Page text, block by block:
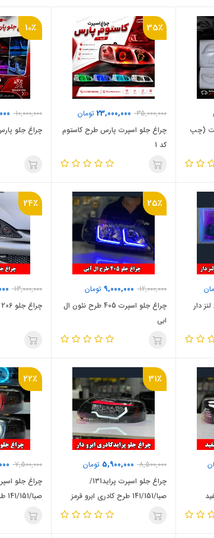
سمند 1 جفت (چپ
35٪
35,000,000
23,000,000 تومان
چراغ جلو اسپرت پارس طرح کاستوم
کد 1
10٪
10,000,000
چراغ جلو
دار
25٪
12,000,000
9,000,000 تومان
چراغ جلو اسپرت 405 طرح نئون ال
ابی
24٪
13,000,000
چراغ جلو 206 مورتی وانیا
31٪
8,500,000
5,900,000 تومان
چراغ جلو اسپرت پراید131/
صبا/141/151 طرح کادری ابرو قرمز
22٪
7,500,000
صبا/141/151 طرح گلس شطرنجی